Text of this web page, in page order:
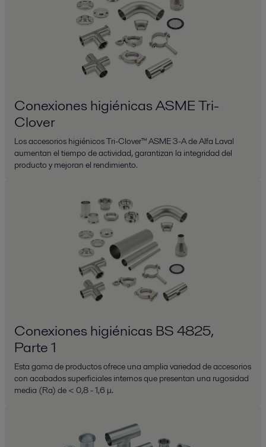
Conexiones higiénicas ASME Tri-
Clover
Los accesorios higiénicos Tri-Clover™ ASME 3-A de Alfa Laval
aumentan el tiempo de actividad, garantizan la integridad del
producto y mejoran el rendimiento.
Conexiones higiénicas BS 4825,
Parte 1
Esta gama de productos ofrece una amplia variedad de accesorios
con acabados superficiales internos que presentan una rugosidad
media (Ra) de < 0,8 - 1,6 μ.